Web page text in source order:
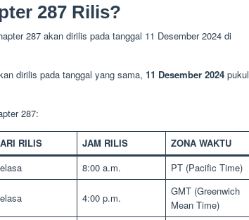
287 Rilis?
287 akan dirilis pada tanggal 11 Desember 2024 di
dirilis pada tanggal yang sama, 11 Desember 2024 pukul
287:
RILIS JAM RILIS
ZONA WAKTU
8:00 a.m. PT (Pacific Time)
4:00 p.m.
GMT (Greenwich
Mean Time)